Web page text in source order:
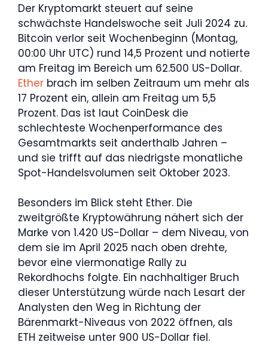
Der Kryptomarkt steuert auf seine
schwächste Handelswoche seit Juli 2024 zu.
Bitcoin verlor seit Wochenbeginn (Montag,
00:00 Uhr UTC) rund 14,5 Prozent und notierte
am Freitag im Bereich um 62.500 US-Dollar.
Ether brach im selben Zeitraum um mehr als
17 Prozent ein, allein am Freitag um 5,5
Prozent. Das ist laut CoinDesk die
schlechteste Wochenperformance des
Gesamtmarkts seit anderthalb Jahren –
und sie trifft auf das niedrigste monatliche
Spot-Handelsvolumen seit Oktober 2023.
Besonders im Blick steht Ether. Die
zweitgrößte Kryptowährung nähert sich der
Marke von 1.420 US-Dollar – dem Niveau, von
dem sie im April 2025 nach oben drehte,
bevor eine viermonatige Rally zu
Rekordhochs folgte. Ein nachhaltiger Bruch
dieser Unterstützung würde nach Lesart der
Analysten den Weg in Richtung der
Bärenmarkt-Niveaus von 2022 öffnen, als
ETH zeitweise unter 900 US-Dollar fiel.